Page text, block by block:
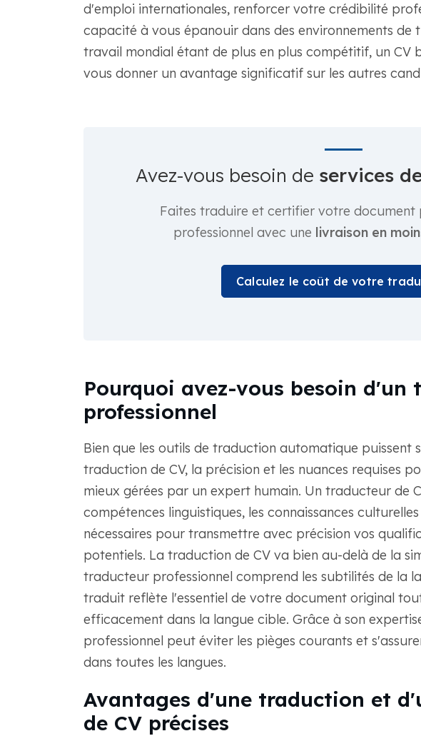
d'emploi internationales, renforcer votre crédibilité
capacité à vous épanouir dans des environnements de
travail mondial étant de plus en plus compétitif, un CV
vous donner un avantage significatif sur les autres
Avez-vous besoin de services
Faites traduire et certifier votre
professionnel avec une livraison en
Calculez le coût de votre
Pourquoi avez-vous besoin d'un
professionnel
Bien que les outils de traduction automatique puissent
traduction de CV, la précision et les nuances requises
mieux gérées par un expert humain. Un traducteur de
compétences linguistiques, les connaissances
nécessaires pour transmettre avec précision vos
potentiels. La traduction de CV va bien au-delà de la
traducteur professionnel comprend les subtilités de la
traduit reflète l'essentiel de votre document original
efficacement dans la langue cible. Grâce à son
professionnel peut éviter les pièges courants et
dans toutes les langues.
Avantages d'une traduction et
de CV précises